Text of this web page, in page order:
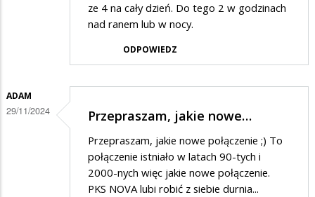
ze 4 na cały dzień. Do tego 2 w godzinach
nad ranem lub w nocy.
ODPOWIEDZ
ADAM
29/11/2024 Przepraszam, jakie nowe…
Przepraszam, jakie nowe połączenie ;) To
połączenie istniało w latach 90-tych i
2000-nych więc jakie nowe połączenie.
PKS NOVA lubi robić z siebie durnia...